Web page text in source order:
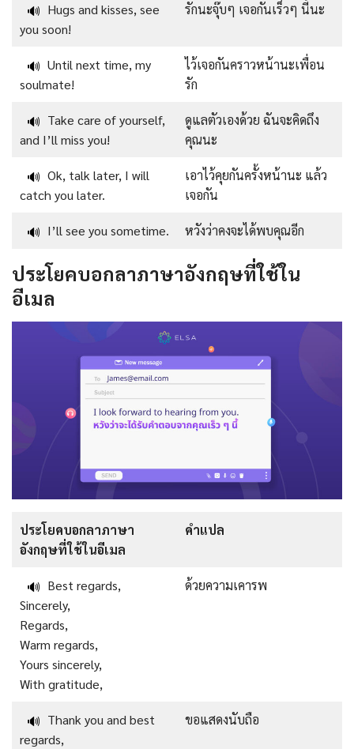
🔊 Hugs and kisses, see
you soon!
รักนะจุ๊บๆ เจอกันเร็วๆ นี้นะ
🔊 Until next time, my
soulmate!
ไว้เจอกันคราวหน้านะเพื่อน
รัก
🔊 Take care of yourself,
and I’ll miss you!
ดูแลตัวเองด้วย ฉันจะคิดถึง
คุณนะ
🔊 Ok, talk later, I will
catch you later.
เอาไว้คุยกันครั้งหน้านะ แล้ว
เจอกัน
🔊 I’ll see you sometime. หวังว่าคงจะได้พบคุณอีก
ประโยคบอกลาภาษาอังกฤษที่ใช้ใน
อีเมล
ประโยคบอกลาภาษา
อังกฤษที่ใช้ในอีเมล
คำแปล
🔊 Best regards,
Sincerely,
Regards,
Warm regards,
Yours sincerely,
With gratitude,
ด้วยความเคารพ
🔊 Thank you and best
regards,
ขอแสดงนับถือ